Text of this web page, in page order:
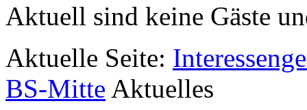
Aktuell sind keine Gäste
Aktuelle Seite:
BS-Mitte Aktuelles